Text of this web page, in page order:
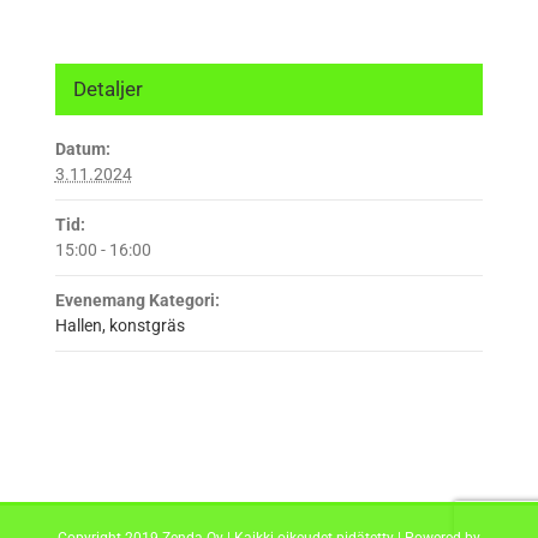
Detaljer
Datum:
3.11.2024
Tid:
15:00 - 16:00
Evenemang Kategori:
Hallen, konstgräs